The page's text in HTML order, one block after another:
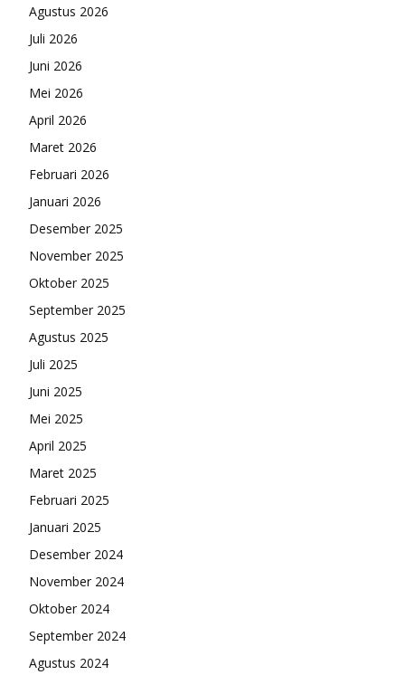
Agustus 2026
Juli 2026
Juni 2026
Mei 2026
April 2026
Maret 2026
Februari 2026
Januari 2026
Desember 2025
November 2025
Oktober 2025
September 2025
Agustus 2025
Juli 2025
Juni 2025
Mei 2025
April 2025
Maret 2025
Februari 2025
Januari 2025
Desember 2024
November 2024
Oktober 2024
September 2024
Agustus 2024